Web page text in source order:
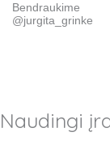
Bendraukime
@jurgita_grinke
Naudingi